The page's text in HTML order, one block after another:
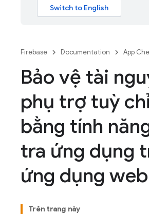
Firebase Documentation App
Bảo vệ tài
phụ trợ tuỳ
bằng tính
tra ứng dụng
ứng dụng web
Trên trang này